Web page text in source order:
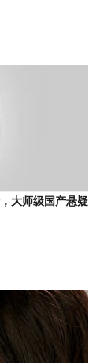
大师级国产悬疑